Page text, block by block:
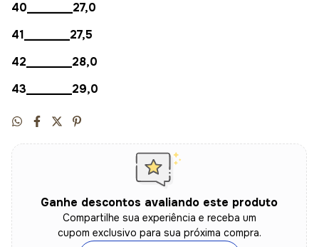
40________27,0
41________27,5
42________28,0
43________29,0
Ganhe descontos avaliando este produto
Compartilhe sua experiência e receba um
cupom exclusivo para sua próxima compra.